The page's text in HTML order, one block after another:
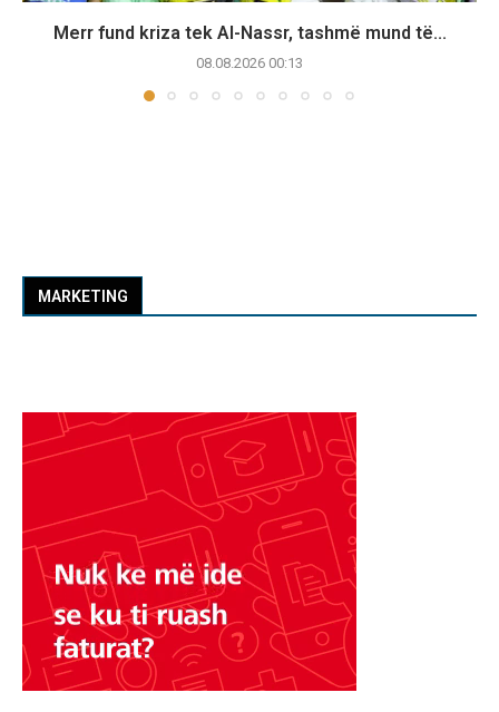
Merr fund kriza tek Al-Nassr, tashmë mund të...
08.08.2026 00:13
MARKETING